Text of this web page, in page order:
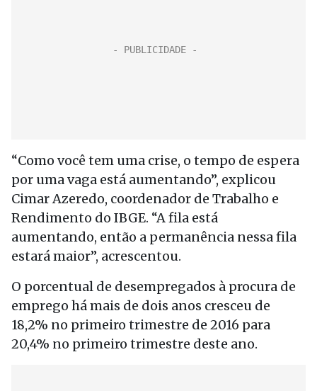
“Como você tem uma crise, o tempo de espera
por uma vaga está aumentando”, explicou
Cimar Azeredo, coordenador de Trabalho e
Rendimento do IBGE. “A fila está
aumentando, então a permanência nessa fila
estará maior”, acrescentou.
O porcentual de desempregados à procura de
emprego há mais de dois anos cresceu de
18,2% no primeiro trimestre de 2016 para
20,4% no primeiro trimestre deste ano.